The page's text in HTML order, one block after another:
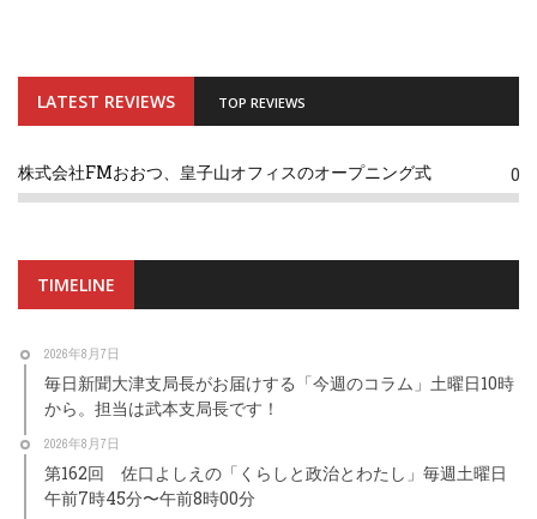
LATEST REVIEWS TOP REVIEWS
株式会社FMおおつ、皇子山オフィスのオープニング式 0
TIMELINE
2026年8月7日
毎日新聞大津支局長がお届けする「今週のコラム」土曜日10時
から。担当は武本支局長です！
2026年8月7日
第162回 佐口よしえの「くらしと政治とわたし」毎週土曜日
午前7時45分〜午前8時00分